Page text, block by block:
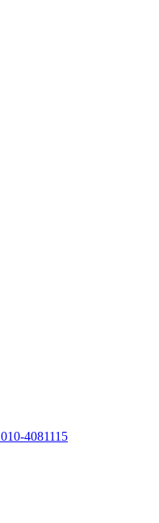
010-4081115